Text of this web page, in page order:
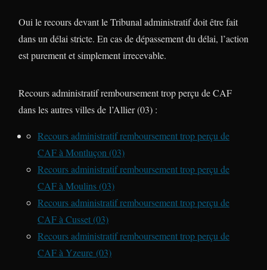
Oui le recours devant le Tribunal administratif doit être fait
dans un délai stricte. En cas de dépassement du délai, l’action
est purement et simplement irrecevable.
Recours administratif remboursement trop perçu de CAF
dans les autres villes de l’Allier (03) :
Recours administratif remboursement trop perçu de
CAF à Montluçon (03)
Recours administratif remboursement trop perçu de
CAF à Moulins (03)
Recours administratif remboursement trop perçu de
CAF à Cusset (03)
Recours administratif remboursement trop perçu de
CAF à Yzeure (03)